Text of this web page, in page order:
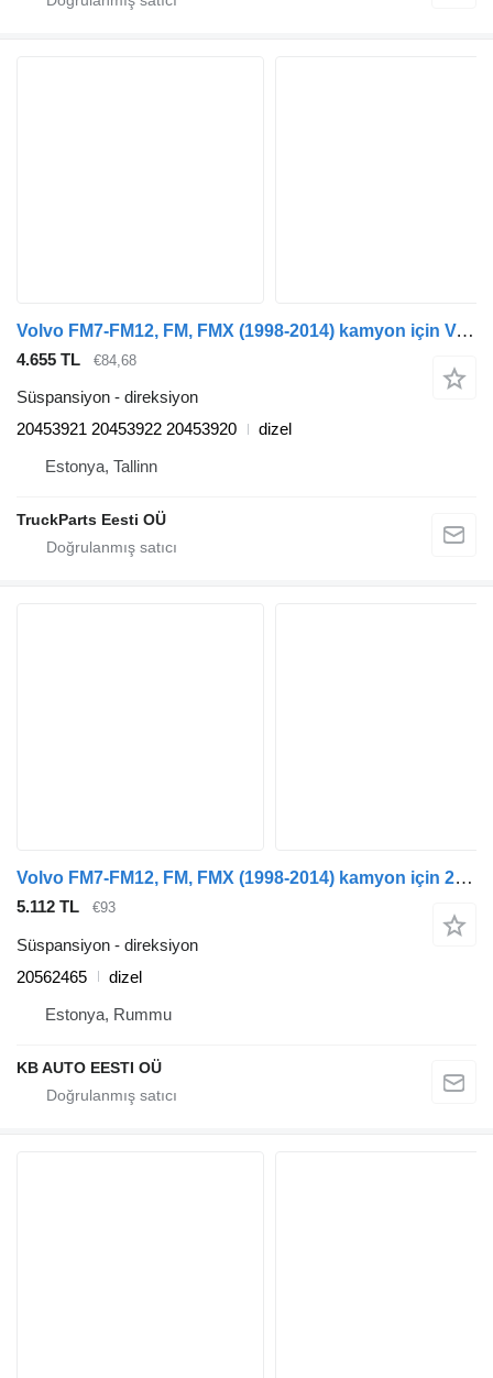
Volvo FM7-FM12, FM, FMX (1998-2014) kamyon için Volvo FM9 (01.01-12.05) 20453921 direksiyon
4.655 TL €84,68
Süspansiyon - direksiyon
20453921 20453922 20453920
dizel
Estonya, Tallinn
TruckParts Eesti OÜ
Volvo FM7-FM12, FM, FMX (1998-2014) kamyon için 20562465 direksiyon
5.112 TL €93
Süspansiyon - direksiyon
20562465
dizel
Estonya, Rummu
KB AUTO EESTI OÜ